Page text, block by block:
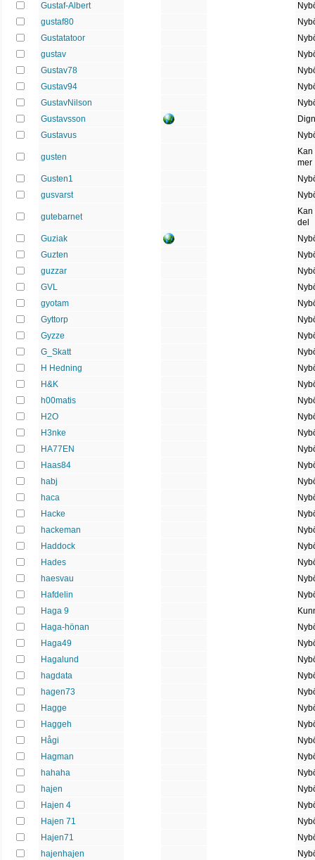
Gustaf-Albert
gustaf80
Gustatatoor
gustav
Gustav78
Gustav94
GustavNilson
Gustavsson
Gustavus
gusten
mer
Gusten1
gusvarst
gutebarnet
Kan
del
Guziak
Guzten
guzzar
GVL
gyotam
Gyttorp
Gyzze
G_Skatt
H Hedning
H&K
h00matis
H2O
H3nke
HA77EN
Haas84
habj
haca
Hacke
hackeman
Haddock
Hades
haesvau
Hafdelin
Haga 9
Haga-hönan
Haga49
Hagalund
hagdata
hagen73
Hagge
Haggeh
Hågi
Hagman
hahaha
hajen
Hajen 4
Hajen 71
Hajen71
hajenhajen